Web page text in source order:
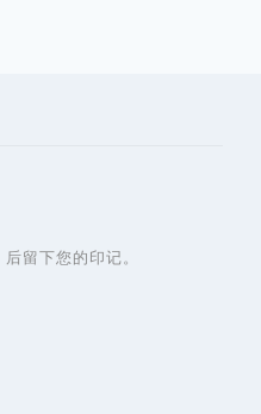
后留下您的印记。